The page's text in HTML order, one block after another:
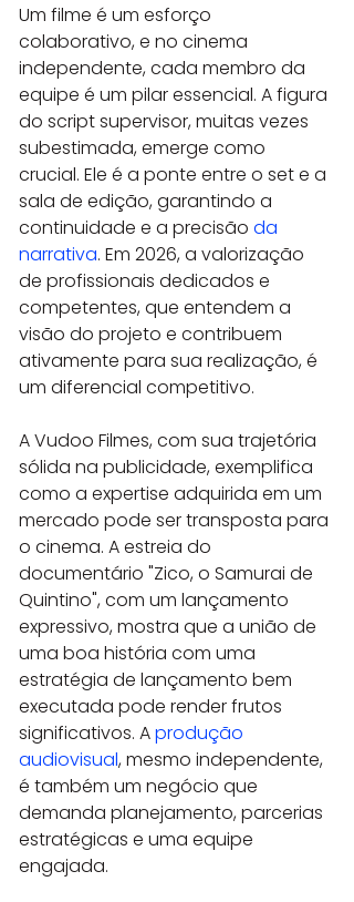
Um filme é um esforço
colaborativo, e no cinema
independente, cada membro da
equipe é um pilar essencial. A figura
do script supervisor, muitas vezes
subestimada, emerge como
crucial. Ele é a ponte entre o set e a
sala de edição, garantindo a
continuidade e a precisão da
narrativa. Em 2026, a valorização
de profissionais dedicados e
competentes, que entendem a
visão do projeto e contribuem
ativamente para sua realização, é
um diferencial competitivo.
A Vudoo Filmes, com sua trajetória
sólida na publicidade, exemplifica
como a expertise adquirida em um
mercado pode ser transposta para
o cinema. A estreia do
documentário "Zico, o Samurai de
Quintino", com um lançamento
expressivo, mostra que a união de
uma boa história com uma
estratégia de lançamento bem
executada pode render frutos
significativos. A produção
audiovisual, mesmo independente,
é também um negócio que
demanda planejamento, parcerias
estratégicas e uma equipe
engajada.